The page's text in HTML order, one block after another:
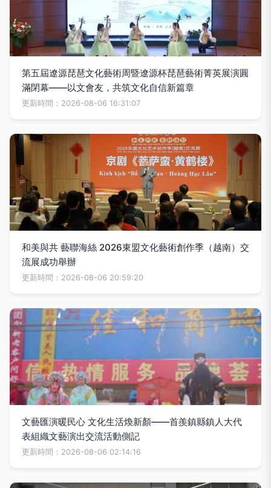
第五屆遼源琵琶文化藝術周暨遼源杯琵琶藝術菁英展演圓
滿閉幕——以文會友，共筑文化自信新篇章
更新時間：2026-08-06 16:31:07
和美與共 藝聯海絲 2026東盟文化藝術創作季（越南）交
流展成功舉辦
更新時間：2026-08-06 20:59:20
文藝匯演暖民心 文化生活煥新顏——首羨鎮縣鎮人大代
表組織文藝演出交流活動側記
更新時間：2026-08-06 02:14:16